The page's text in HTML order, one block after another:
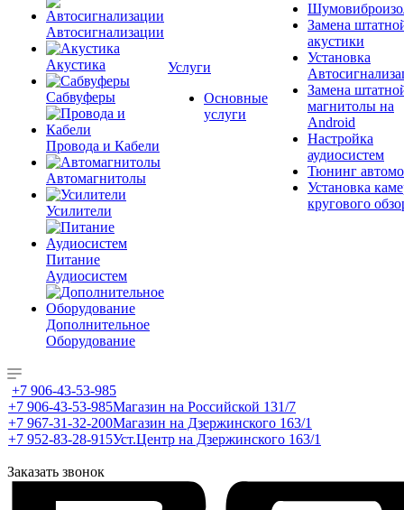
Автосигнализации
Акустика
Сабвуферы
Провода и Кабели
Автомагнитолы
Усилители
Питание
Аудиосистем
Дополнительное
Оборудование
Услуги
Основные
услуги
Замена
акустики
Установка
Замена
магнитолы на
Android
Настройка
аудиосистем
Тюнинг
Установка
кругового
+7 906-43-53-985
+7 906-43-53-985Магазин на Российской 131/7
+7 967-31-32-200Магазин на Дзержинского 163/1
+7 952-83-28-915Уст.Центр на Дзержинского 163/1
Заказать звонок